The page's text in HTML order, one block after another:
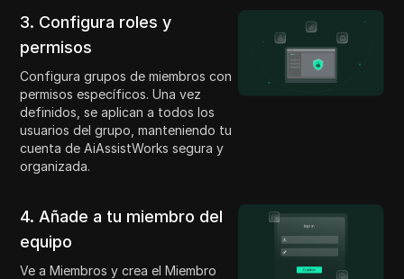
3. Configura roles y
permisos
Configura grupos de miembros con
permisos específicos. Una vez
definidos, se aplican a todos los
usuarios del grupo, manteniendo tu
cuenta de AiAssistWorks segura y
organizada.
4. Añade a tu miembro del
equipo
Ve a Miembros y crea el Miembro